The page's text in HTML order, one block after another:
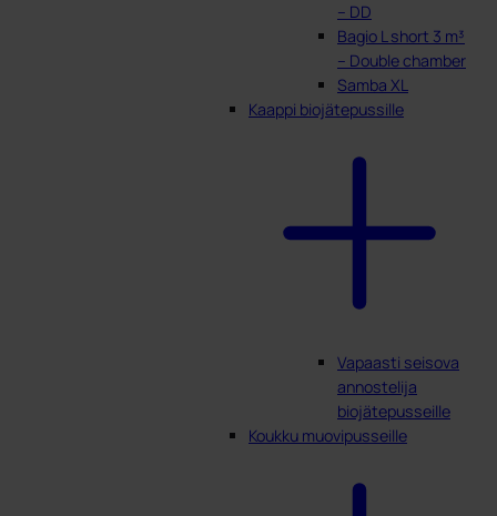
– DD
Bagio L short 3 m³
– Double chamber
Samba XL
Kaappi biojätepussille
Vapaasti seisova
annostelija
biojätepusseille
Koukku muovipusseille